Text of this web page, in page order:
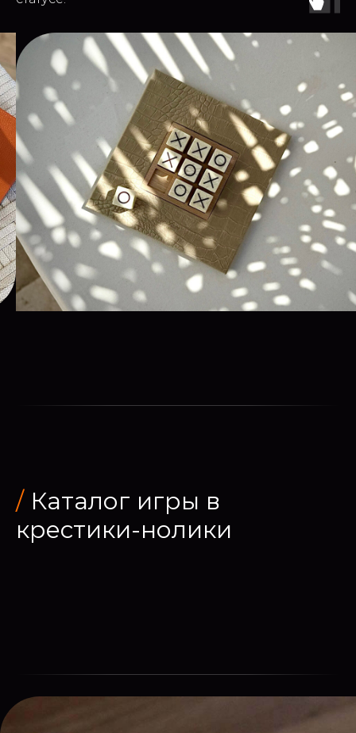
/ Каталог игры в
крестики-нолики